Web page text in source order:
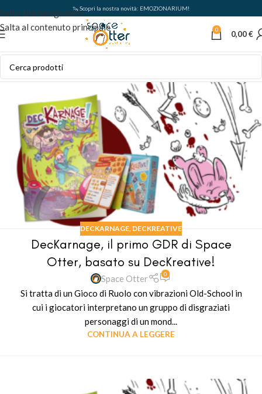
Salta alla navigazione
Salta al contenuto principale
🦦 Scopri la nostra novità: EMOZIONARIUM!
0 0,00€
DECKARNAGE DECKREATIVE
DecKarnage, il primo GDR di Space
Otter, basato su DecKreative!
Space Otter 0
Si tratta di un Gioco di Ruolo con vibrazioni Old-School in
cui i giocatori interpretano un gruppo di disgraziati
personaggi di un mond...
CONTINUA A LEGGERE